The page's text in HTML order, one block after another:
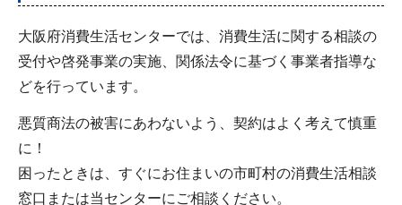
大阪府消費生活センターでは、消費生活に関する相談の
受付や啓発事業の実施、関係法令に基づく事業者指導な
どを行っています。
悪質商法の被害にあわないよう、契約はよく考えて慎重
に！
困ったときは、すぐにお住まいの市町村の消費生活相談
窓口または当センターにご相談ください。